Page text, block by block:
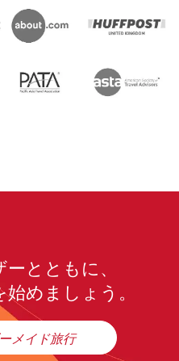
とともに、
めましょう。
メイド旅行